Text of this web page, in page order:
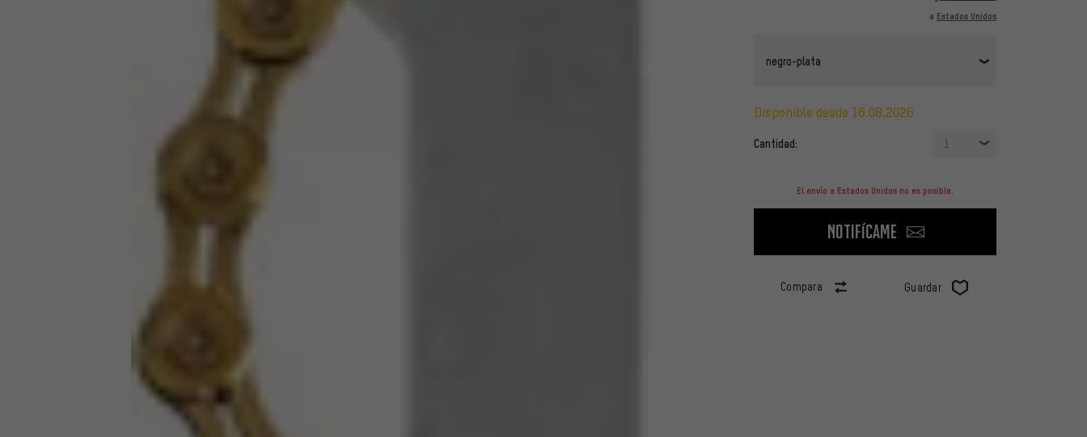
a Estados Unidos
negro-plata
disponible desde 16.08.2026
Cantidad: 1
El envío a Estados Unidos no es posible.
Notifícame
Compara Guardar